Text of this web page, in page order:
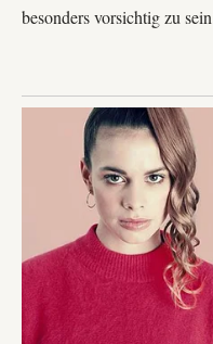
besonders vorsichtig zu